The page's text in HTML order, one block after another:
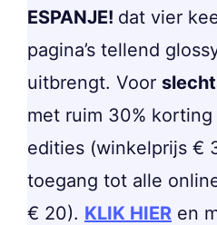
ESPANJE! dat vier
pagina’s tellend
uitbrengt. Voor
met ruim 30%
edities (winkelprijs €
toegang tot alle
€ 20). KLIK HIER en